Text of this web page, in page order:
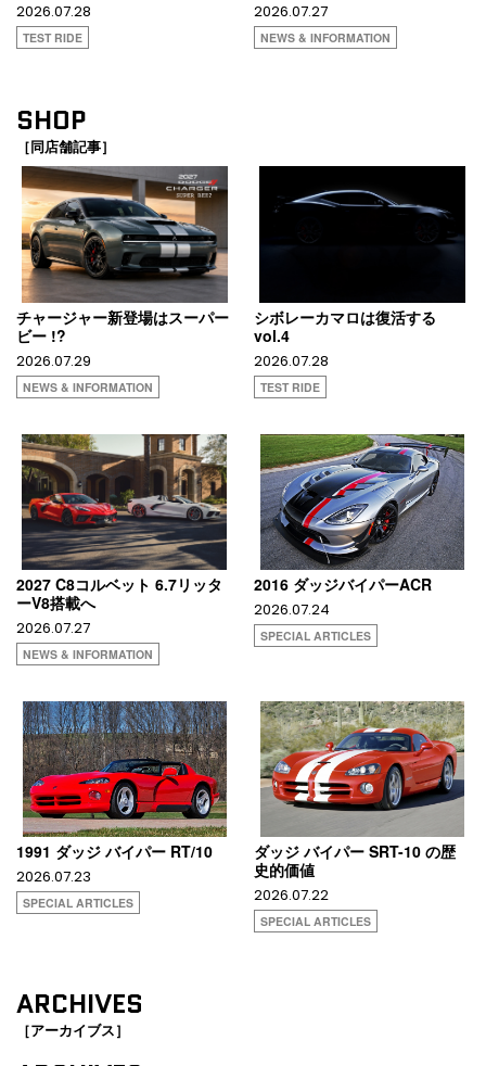
2026.07.28
TEST RIDE
2026.07.27
NEWS & INFORMATION
SHOP
［同店舗記事］
チャージャー新登場はスーパー
ビー !?
2026.07.29
NEWS & INFORMATION
シボレーカマロは復活する
vol.4
2026.07.28
TEST RIDE
2027 C8コルベット 6.7リッタ
ーV8搭載へ
2026.07.27
NEWS & INFORMATION
2016 ダッジバイパーACR
2026.07.24
SPECIAL ARTICLES
1991 ダッジ バイパー RT/10
2026.07.23
SPECIAL ARTICLES
ダッジ バイパー SRT-10 の歴
史的価値
2026.07.22
SPECIAL ARTICLES
ARCHIVES
［アーカイブス］